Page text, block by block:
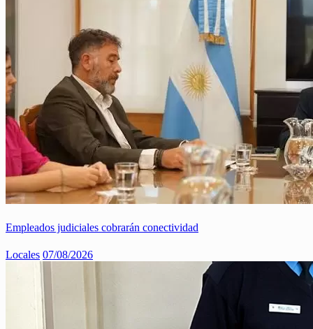
Empleados judiciales cobrarán conectividad
Locales 07/08/2026